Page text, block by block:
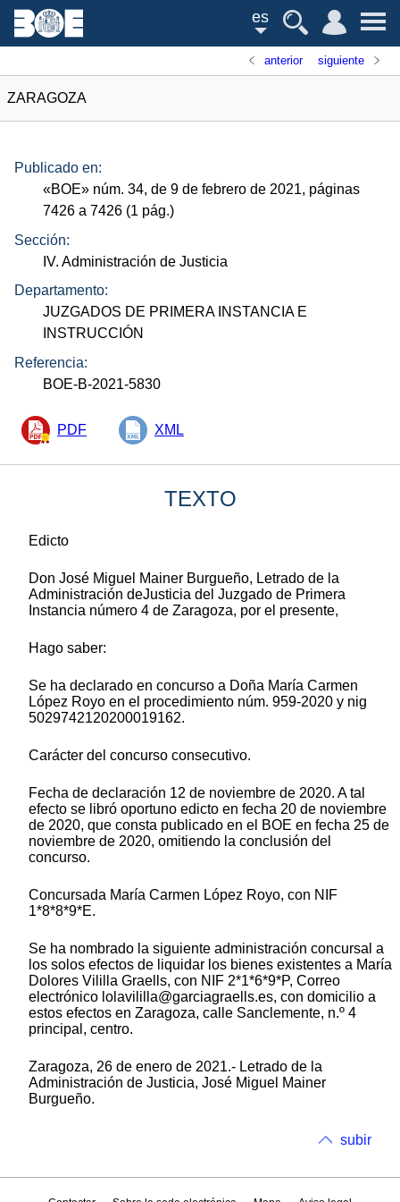
es
anterior siguiente
ZARAGOZA
Publicado en:
«BOE» núm. 34, de 9 de febrero de 2021, páginas
7426 a 7426 (1 pág.)
Sección:
IV. Administración de Justicia
Departamento:
JUZGADOS DE PRIMERA INSTANCIA E
INSTRUCCIÓN
Referencia:
BOE-B-2021-5830
PDF XML
TEXTO
Edicto
Don José Miguel Mainer Burgueño, Letrado de la
Administración deJusticia del Juzgado de Primera
Instancia número 4 de Zaragoza, por el presente,
Hago saber:
Se ha declarado en concurso a Doña María Carmen
López Royo en el procedimiento núm. 959-2020 y nig
5029742120200019162.
Carácter del concurso consecutivo.
Fecha de declaración 12 de noviembre de 2020. A tal
efecto se libró oportuno edicto en fecha 20 de noviembre
de 2020, que consta publicado en el BOE en fecha 25 de
noviembre de 2020, omitiendo la conclusión del
concurso.
Concursada María Carmen López Royo, con NIF
1*8*8*9*E.
Se ha nombrado la siguiente administración concursal a
los solos efectos de liquidar los bienes existentes a María
Dolores Vililla Graells, con NIF 2*1*6*9*P, Correo
electrónico lolavililla@garciagraells.es, con domicilio a
estos efectos en Zaragoza, calle Sanclemente, n.º 4
principal, centro.
Zaragoza, 26 de enero de 2021.- Letrado de la
Administración de Justicia, José Miguel Mainer
Burgueño.
subir